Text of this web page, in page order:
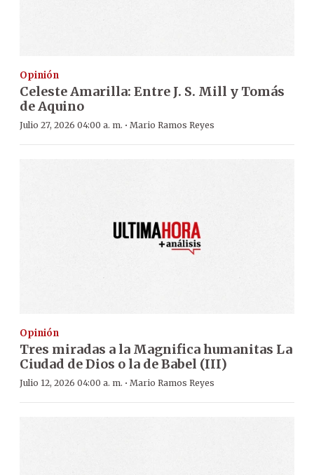
Opinión
Celeste Amarilla: Entre J. S. Mill y Tomás
de Aquino
Julio 27, 2026 04:00 a. m. · Mario Ramos Reyes
Opinión
Tres miradas a la Magnifica humanitas La
Ciudad de Dios o la de Babel (III)
Julio 12, 2026 04:00 a. m. · Mario Ramos Reyes